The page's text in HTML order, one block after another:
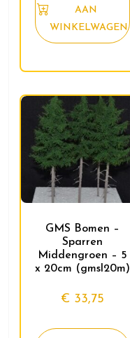
AAN
WINKELWAGEN
GMS Bomen –
Sparren
Middengroen – 5
x 20cm (gmsl20m)
€ 33,75